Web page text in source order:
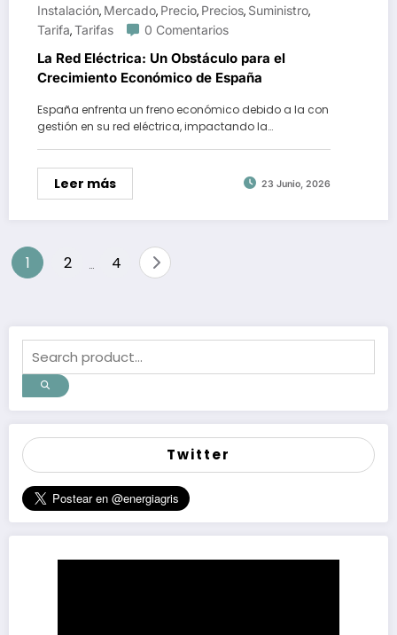
Instalación, Mercado, Precio, Precios, Suministro,
Tarifa,Tarifas 0 Comentarios
La Red Eléctrica: Un Obstáculo para el
Crecimiento Económico de España
España enfrenta un freno económico debido a la con
gestión en su red eléctrica, impactando la…
Leer más 23 Junio, 2026
Paginación
1 2 4
Twitter